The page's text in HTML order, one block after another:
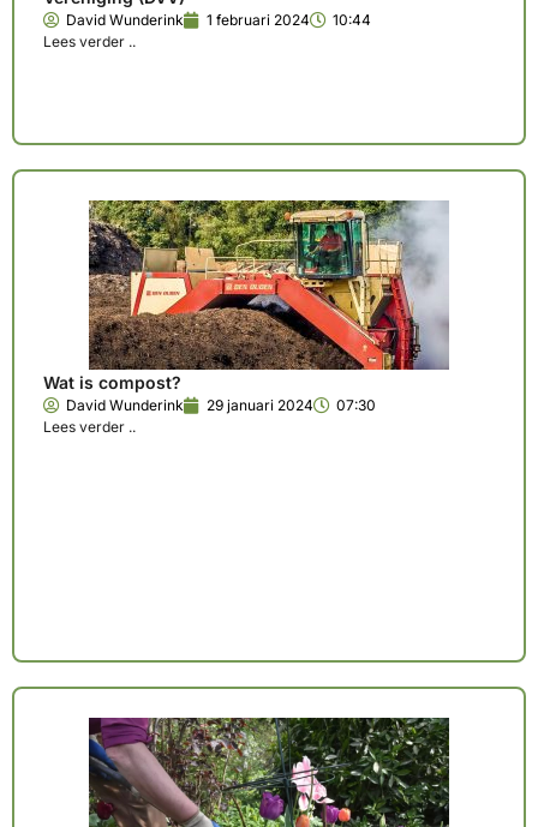
David Wunderink 1 februari 2024
10:44
Lees verder ..
Wat is compost?
David Wunderink 29 januari 2024
07:30
Lees verder ..